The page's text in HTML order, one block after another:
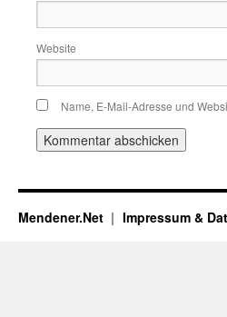
Website
Name, E-Mail-Adresse und
Mendener.Net Impressum &